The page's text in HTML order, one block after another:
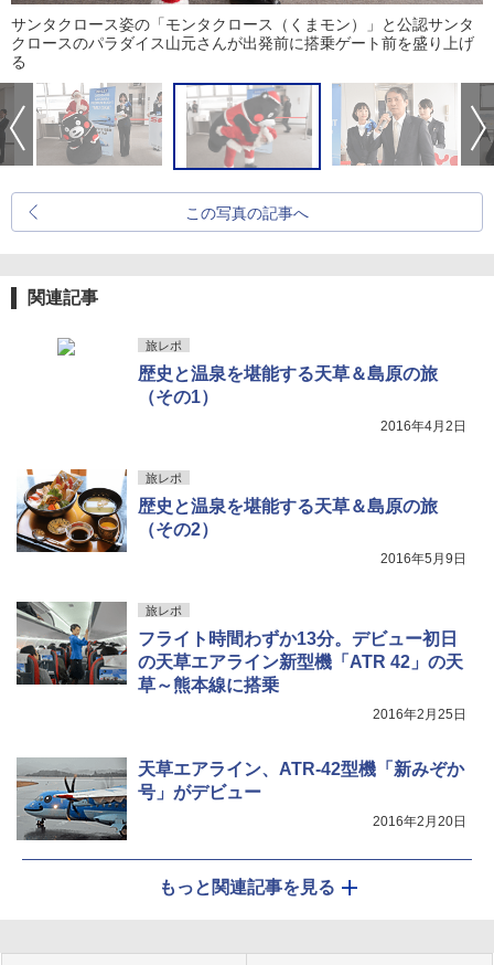
サンタクロース姿の「モンタクロース（くまモン）」と公認サンタ
クロースのパラダイス山元さんが出発前に搭乗ゲート前を盛り上げ
る
この写真の記事へ
関連記事
旅レポ
歴史と温泉を堪能する天草＆島原の旅
（その1）
2016年4月2日
旅レポ
歴史と温泉を堪能する天草＆島原の旅
（その2）
2016年5月9日
旅レポ
フライト時間わずか13分。デビュー初日
の天草エアライン新型機「ATR 42」の天
草～熊本線に搭乗
2016年2月25日
天草エアライン、ATR-42型機「新みぞか
号」がデビュー
2016年2月20日
もっと関連記事を見る